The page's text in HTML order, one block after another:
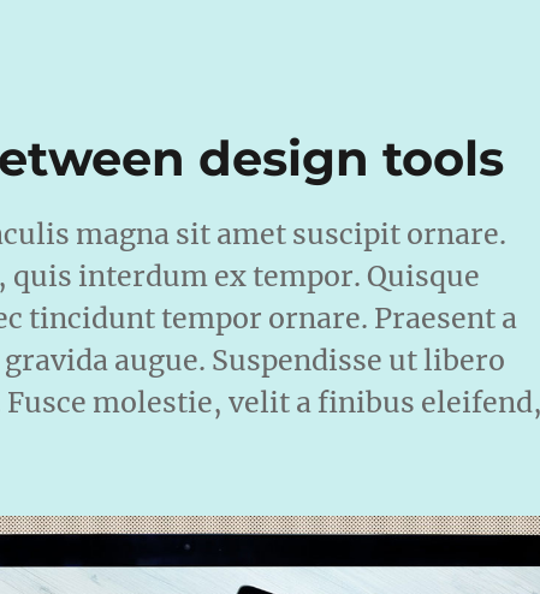
design tools
magna sit amet suscipit ornare.
interdum ex tempor. Quisque
tincidunt tempor ornare. Praesent a
augue. Suspendisse ut libero
molestie, velit a finibus eleifend,